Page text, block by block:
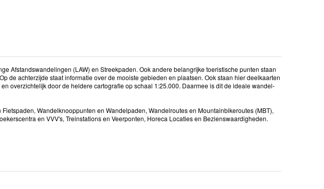
Afstandswandelingen (LAW) en Streekpaden. Ook andere belangrijke toeristische punten staan
de achterzijde staat informatie over de mooiste gebieden en plaatsen. Ook staan hier deelkaarten
overzichtelijk door de heldere cartografie op schaal 1:25.000. Daarmee is dit de ideale wandel-
Wandelknooppunten en Wandelpaden, Wandelroutes en Mountainbikeroutes (MBT),
en VVV's, Treinstations en Veerponten, Horeca Locaties en Bezienswaardigheden.